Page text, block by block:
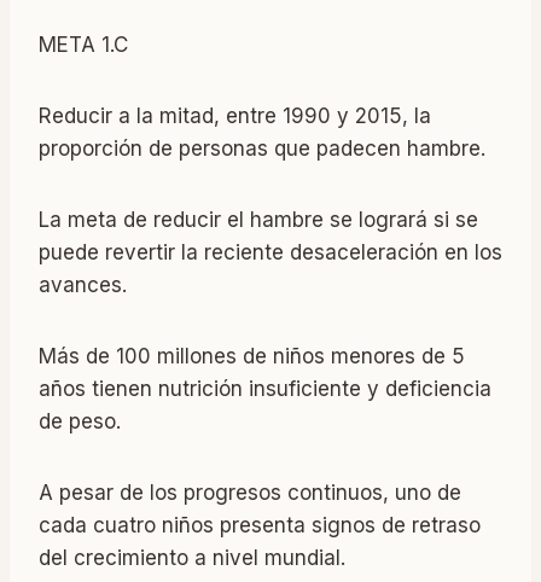
META 1.C
Reducir a la mitad, entre 1990 y 2015, la
proporción de personas que padecen hambre.
La meta de reducir el hambre se logrará si se
puede revertir la reciente desaceleración en los
avances.
Más de 100 millones de niños menores de 5
años tienen nutrición insuficiente y deficiencia
de peso.
A pesar de los progresos continuos, uno de
cada cuatro niños presenta signos de retraso
del crecimiento a nivel mundial.